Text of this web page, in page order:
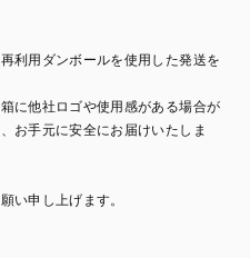
利用ダンボールを使用した発送を
に他社ロゴや使用感がある場合が
お手元に安全にお届けいたしま
い申し上げます。